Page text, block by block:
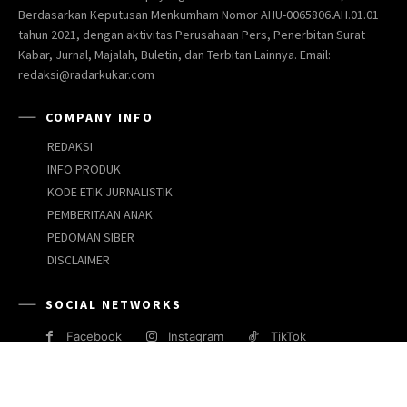
Berdasarkan Keputusan Menkumham Nomor AHU-0065806.AH.01.01
tahun 2021, dengan aktivitas Perusahaan Pers, Penerbitan Surat
Kabar, Jurnal, Majalah, Buletin, dan Terbitan Lainnya. Email:
redaksi@radarkukar.com
COMPANY INFO
REDAKSI
INFO PRODUK
KODE ETIK JURNALISTIK
PEMBERITAAN ANAK
PEDOMAN SIBER
DISCLAIMER
SOCIAL NETWORKS
Facebook Instagram TikTok